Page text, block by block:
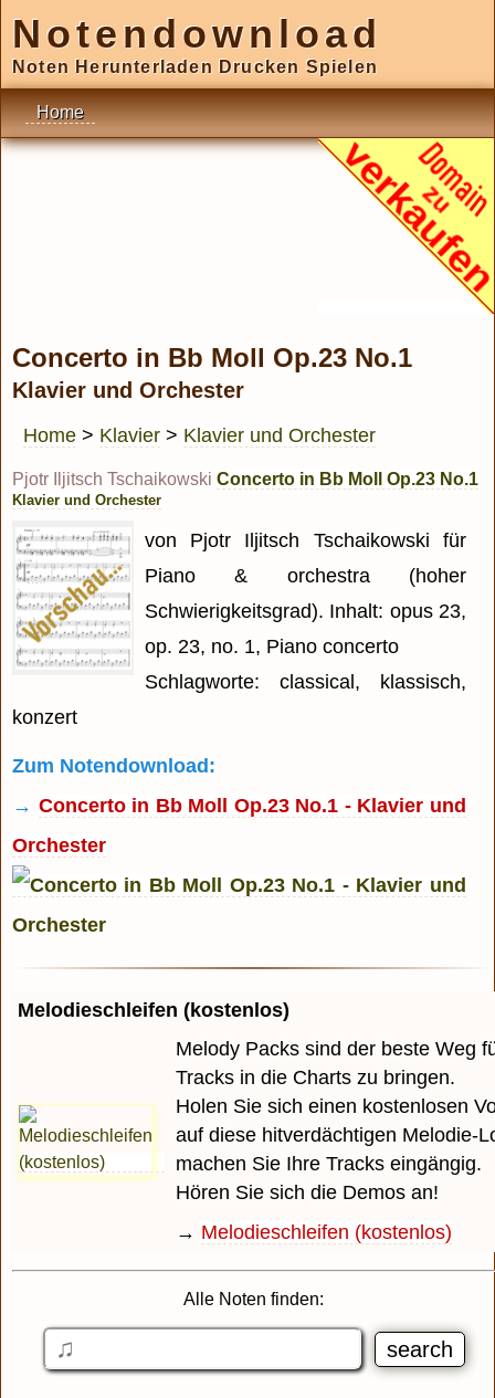
Notendownload
Noten Herunterladen Drucken Spielen
Home
Concerto in Bb Moll Op.23 No.1
Klavier und Orchester
Home > Klavier > Klavier und Orchester
Pjotr Iljitsch Tschaikowski Concerto in Bb Moll Op.23 No.1
Klavier und Orchester
von Pjotr Iljitsch Tschaikowski für
Piano & orchestra (hoher
Schwierigkeitsgrad). Inhalt: opus 23,
op. 23, no. 1, Piano concerto
Schlagworte: classical, klassisch,
konzert
Zum Notendownload:
→ Concerto in Bb Moll Op.23 No.1 - Klavier und
Orchester
Melodieschleifen (kostenlos)
Melody Packs sind der beste Weg
Tracks in die Charts zu bringen.
Holen Sie sich einen kostenlosen
auf diese hitverdächtigen Melodie-
machen Sie Ihre Tracks eingängig.
Hören Sie sich die Demos an!
→ Melodieschleifen (kostenlos)
Alle Noten finden: